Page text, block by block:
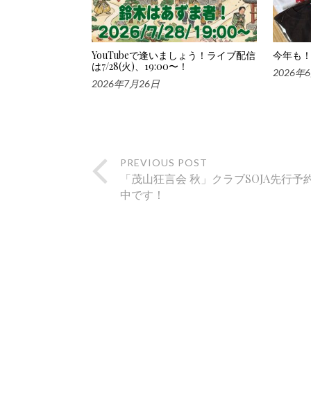
YouTubeで逢いましょう！ライブ配信
は7/28(火)、19:00〜！
2026年7月26日
今年も
2026年
PREVIOUS POST
「茂山狂言会 秋」クラブSOJA先行予
中です！